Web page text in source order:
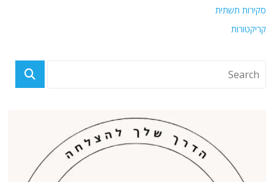
סקירות תשתית
קריקטורות